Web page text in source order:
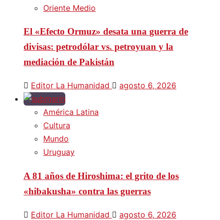
Oriente Medio
El «Efecto Ormuz» desata una guerra de
divisas: petrodólar vs. petroyuan y la
mediación de Pakistán
Editor La Humanidad agosto 6, 2026
América Latina
Cultura
Mundo
Uruguay
A 81 años de Hiroshima: el grito de los
«hibakusha» contra las guerras
Editor La Humanidad agosto 6, 2026